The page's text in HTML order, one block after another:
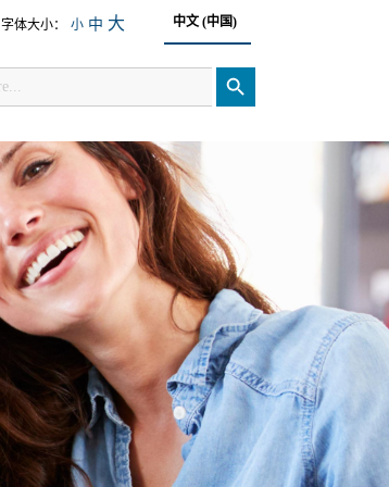
中文 (中国)
字体大小： 小 中 大
搜索按钮